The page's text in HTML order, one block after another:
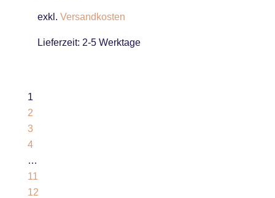
exkl. Versandkosten
Lieferzeit: 2-5 Werktage
1
2
3
4
…
11
12